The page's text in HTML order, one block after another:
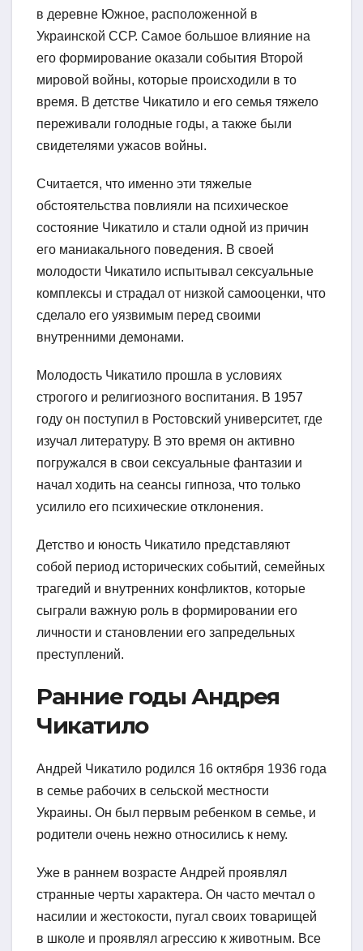
в деревне Южное, расположенной в
Украинской ССР. Самое большое влияние на
его формирование оказали события Второй
мировой войны, которые происходили в то
время. В детстве Чикатило и его семья тяжело
переживали голодные годы, а также были
свидетелями ужасов войны.
Считается, что именно эти тяжелые
обстоятельства повлияли на психическое
состояние Чикатило и стали одной из причин
его маниакального поведения. В своей
молодости Чикатило испытывал сексуальные
комплексы и страдал от низкой самооценки, что
сделало его уязвимым перед своими
внутренними демонами.
Молодость Чикатило прошла в условиях
строгого и религиозного воспитания. В 1957
году он поступил в Ростовский университет, где
изучал литературу. В это время он активно
погружался в свои сексуальные фантазии и
начал ходить на сеансы гипноза, что только
усилило его психические отклонения.
Детство и юность Чикатило представляют
собой период исторических событий, семейных
трагедий и внутренних конфликтов, которые
сыграли важную роль в формировании его
личности и становлении его запредельных
преступлений.
Ранние годы Андрея
Чикатило
Андрей Чикатило родился 16 октября 1936 года
в семье рабочих в сельской местности
Украины. Он был первым ребенком в семье, и
родители очень нежно относились к нему.
Уже в раннем возрасте Андрей проявлял
странные черты характера. Он часто мечтал о
насилии и жестокости, пугал своих товарищей
в школе и проявлял агрессию к животным. Все